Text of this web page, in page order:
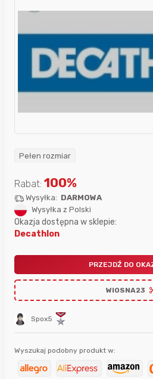
Pełen rozmiar
Spox5
Rabat: 100%
Wysyłka: DARMOWA
Wysyłka z Polski
Okazja dostępna w sklepie:
Decathlon
PRZEJDŹ DO
WIOSNA23
Wyszukaj podobny produkt w: